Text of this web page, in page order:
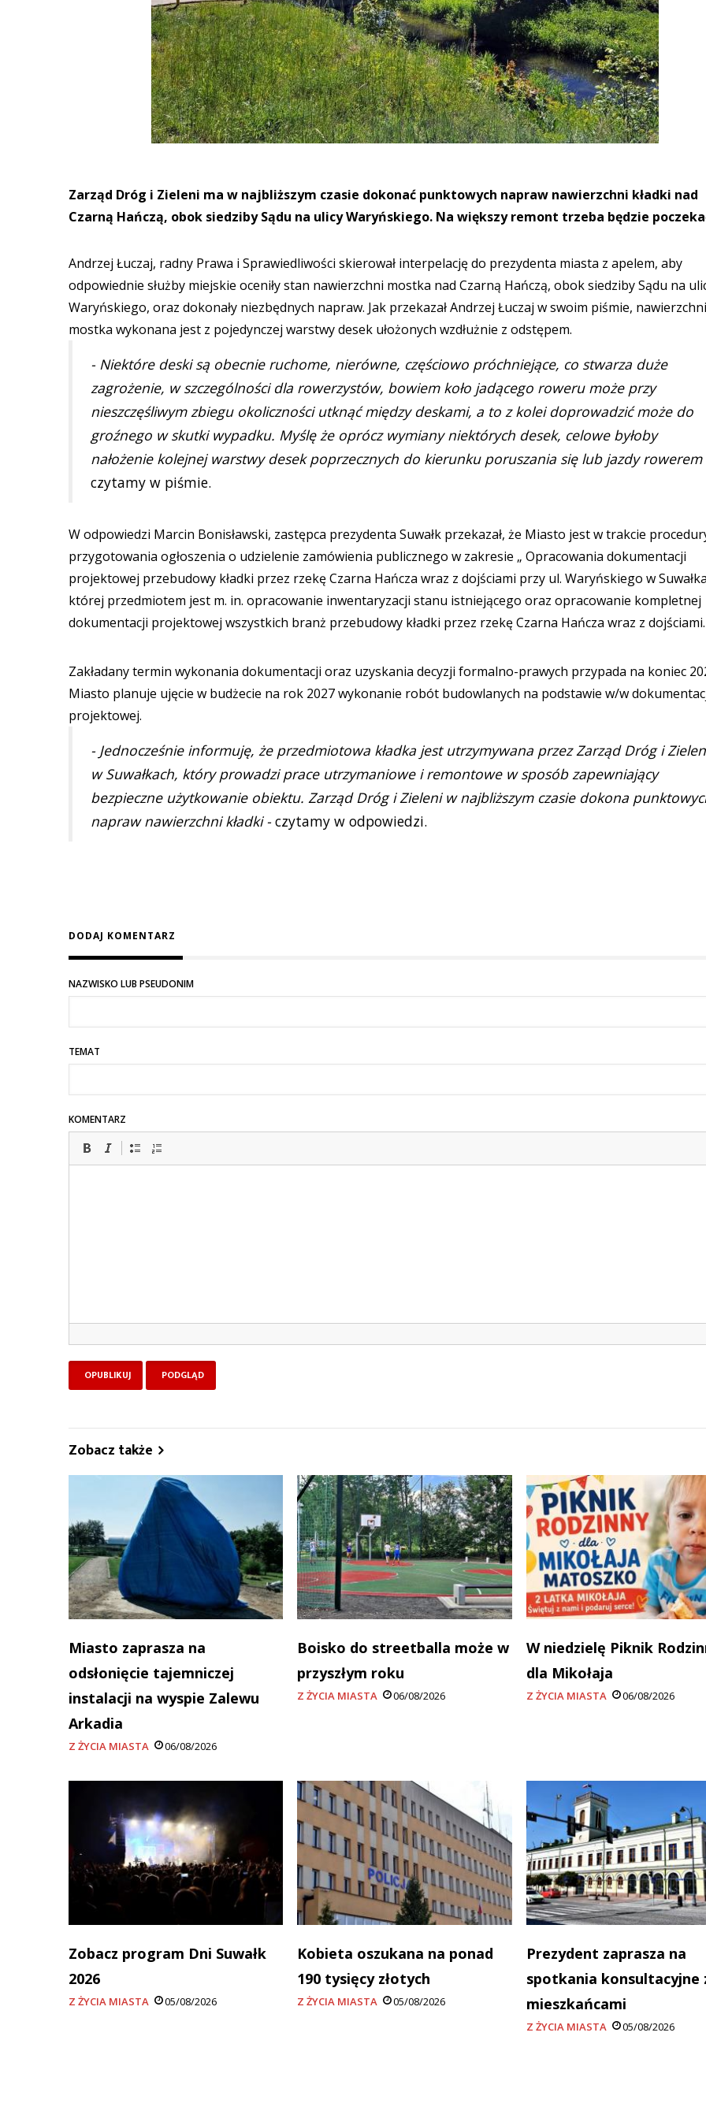
Zarząd Dróg i Zieleni ma w najbliższym czasie dokonać punktowych napraw nawierzchni kładki nad
Czarną Hańczą, obok siedziby Sądu na ulicy Waryńskiego. Na większy remont trzeba będzie
Andrzej Łuczaj, radny Prawa i Sprawiedliwości skierował interpelację do prezydenta miasta z apelem, aby
odpowiednie służby miejskie oceniły stan nawierzchni mostka nad Czarną Hańczą, obok siedziby Sądu na
Waryńskiego, oraz dokonały niezbędnych napraw. Jak przekazał Andrzej Łuczaj w swoim piśmie,
mostka wykonana jest z pojedynczej warstwy desek ułożonych wzdłużnie z odstępem.
- Niektóre deski są obecnie ruchome, nierówne, częściowo próchniejące, co stwarza duże
zagrożenie, w szczególności dla rowerzystów, bowiem koło jadącego roweru może przy
nieszczęśliwym zbiegu okoliczności utknąć między deskami, a to z kolei doprowadzić może do
groźnego w skutki wypadku. Myślę że oprócz wymiany niektórych desek, celowe byłoby
nałożenie kolejnej warstwy desek poprzecznych do kierunku poruszania się lub jazdy rowerem
czytamy w piśmie.
W odpowiedzi Marcin Bonisławski, zastępca prezydenta Suwałk przekazał, że Miasto jest w trakcie
przygotowania ogłoszenia o udzielenie zamówienia publicznego w zakresie „ Opracowania dokumentacji
projektowej przebudowy kładki przez rzekę Czarna Hańcza wraz z dojściami przy ul. Waryńskiego w
której przedmiotem jest m. in. opracowanie inwentaryzacji stanu istniejącego oraz opracowanie kompletnej
dokumentacji projektowej wszystkich branż przebudowy kładki przez rzekę Czarna Hańcza wraz z
Zakładany termin wykonania dokumentacji oraz uzyskania decyzji formalno-prawych przypada na koniec
Miasto planuje ujęcie w budżecie na rok 2027 wykonanie robót budowlanych na podstawie w/w
projektowej.
- Jednocześnie informuję, że przedmiotowa kładka jest utrzymywana przez Zarząd Dróg i
w Suwałkach, który prowadzi prace utrzymaniowe i remontowe w sposób zapewniający
bezpieczne użytkowanie obiektu. Zarząd Dróg i Zieleni w najbliższym czasie dokona
napraw nawierzchni kładki - czytamy w odpowiedzi.
DODAJ KOMENTARZ
NAZWISKO LUB PSEUDONIM
TEMAT
KOMENTARZ
Zobacz także
Miasto zaprasza na
odsłonięcie tajemniczej
instalacji na wyspie Zalewu
Arkadia
Z ŻYCIA MIASTA 06/08/2026
Boisko do streetballa może w
przyszłym roku
Z ŻYCIA MIASTA 06/08/2026
W niedzielę Piknik
dla Mikołaja
Z ŻYCIA MIASTA 06/08/2026
Zobacz program Dni Suwałk
2026
Z ŻYCIA MIASTA 05/08/2026
Kobieta oszukana na ponad
190 tysięcy złotych
Z ŻYCIA MIASTA 05/08/2026
Prezydent zaprasza na
spotkania konsultacyjne
mieszkańcami
Z ŻYCIA MIASTA 05/08/2026